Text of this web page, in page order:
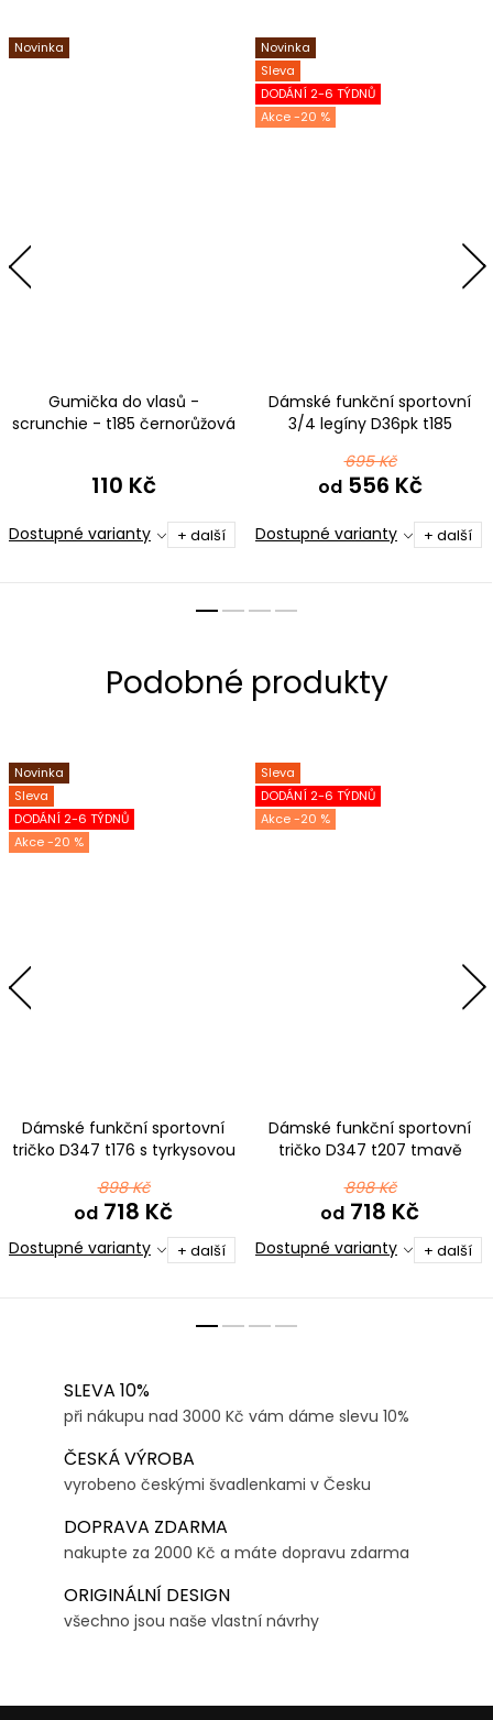
Novinka
Gumička do vlasů -
scrunchie - t185 černorůžová
110 Kč
Dostupné varianty + další
Novinka
Sleva
DODÁNÍ 2-6 TÝDNŮ
-20 %
Dámské funkční sportovní
3/4 legíny D36pk t185
695 Kč
od556 Kč
Dostupné varianty + další
Novinka
Sleva
DODÁNÍ 2-6 TÝDNŮ
-20 %
Dámské funkční sportovní
tričko D347 t176 s tyrkysovou
898 Kč
od 718 Kč
Dostupné varianty + další
Sleva
DODÁNÍ 2-6 TÝDNŮ
-20 %
Dámské funkční sportovní
tričko D347 t207 tmavě
898 Kč
od 718 Kč
Dostupné varianty + další
SLEVA 10%
při nákupu nad 3000 Kč vám dáme slevu 10%
ČESKÁ VÝROBA
vyrobeno českými švadlenkami v Česku
DOPRAVA ZDARMA
nakupte za 2000 Kč a máte dopravu zdarma
ORIGINÁLNÍ DESIGN
všechno jsou naše vlastní návrhy